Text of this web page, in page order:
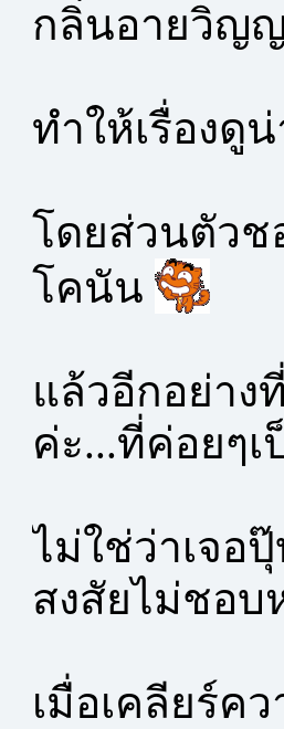
กลิ่นอายวิญ
ทำให้เรื่องดู
โดยส่วนตัวช
โคนัน
แล้วอีกอย่า
ค่ะ...ที่ค่อยๆ
ไม่ใช่ว่าเจอ
สงสัยไม่ชอบ
เมื่อเคลียร์ค